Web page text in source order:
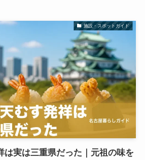
施設・スポットガイド
は実は三重県だった｜元祖の味を